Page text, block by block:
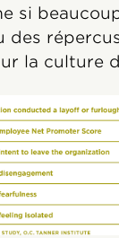
si
des
la culture